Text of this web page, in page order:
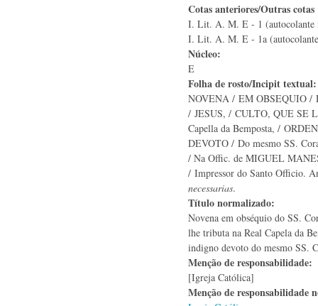
Cotas anteriores/Outras
I. Lit. A. M. E - 1 (autocolante
I. Lit. A. M. E - 1a
Núcleo:
E
Folha de rosto/Incipit
NOVENA / EM OBSEQUIO /
/ JESUS, / CULTO, QUE SE
Capella da Bemposta, /
DEVOTO / Do mesmo SS.
/ Na Offic. de MIGUEL
/ Impressor do Santo Officio.
necessarias.
Título normalizado:
Novena em obséquio do SS.
lhe tributa na Real Capela da
indigno devoto do mesmo SS.
Menção de responsabilidade:
[Igreja Católica]
Menção de responsabilidade